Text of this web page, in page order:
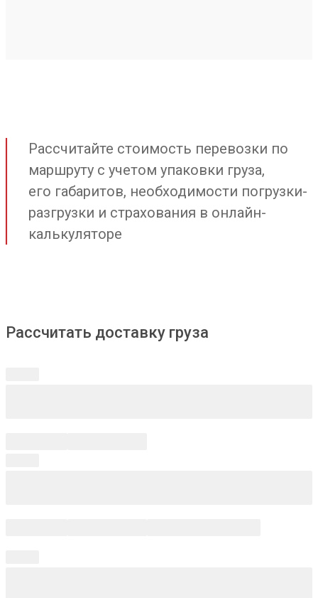
Рассчитайте стоимость перевозки по
маршруту с учетом упаковки груза,
его габаритов, необходимости погрузки-
разгрузки и страхования в онлайн-
калькуляторе
Рассчитать доставку груза